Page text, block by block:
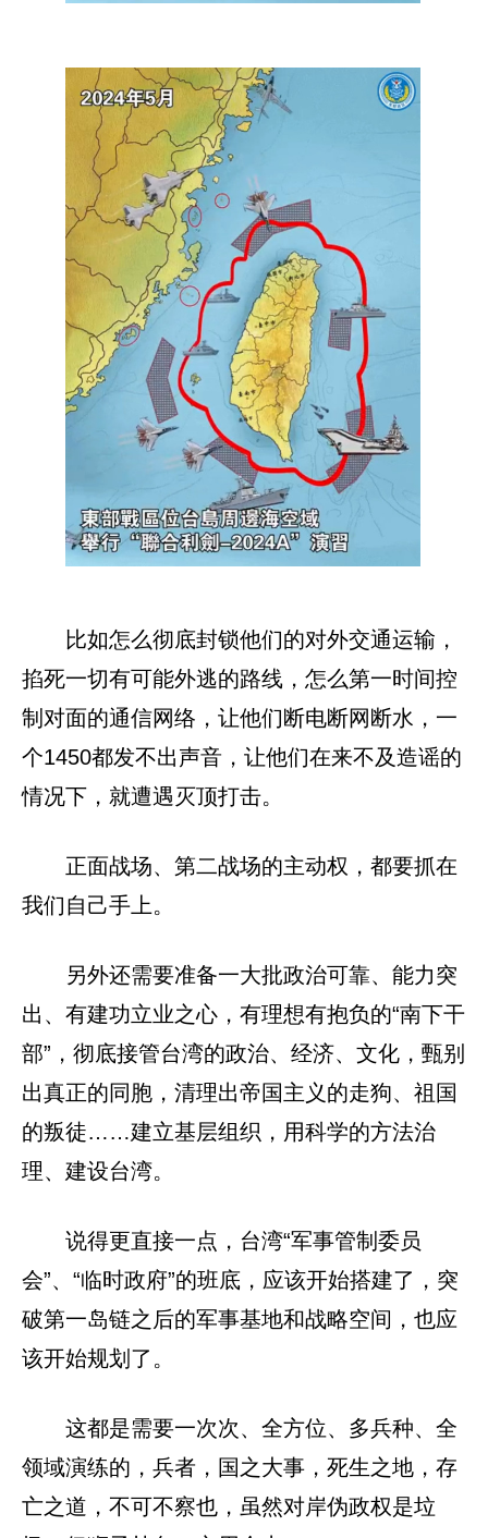
比如怎么彻底封锁他们的对外交通运输，
掐死一切有可能外逃的路线，怎么第一时间控
制对面的通信网络，让他们断电断网断水，一
个1450都发不出声音，让他们在来不及造谣的
情况下，就遭遇灭顶打击。
正面战场、第二战场的主动权，都要抓在
我们自己手上。
另外还需要准备一大批政治可靠、能力突
出、有建功立业之心，有理想有抱负的“南下干
部”，彻底接管台湾的政治、经济、文化，甄别
出真正的同胞，清理出帝国主义的走狗、祖国
的叛徒……建立基层组织，用科学的方法治
理、建设台湾。
说得更直接一点，台湾“军事管制委员
会”、“临时政府”的班底，应该开始搭建了，突
破第一岛链之后的军事基地和战略空间，也应
该开始规划了。
这都是需要一次次、全方位、多兵种、全
领域演练的，兵者，国之大事，死生之地，存
亡之道，不可不察也，虽然对岸伪政权是垃